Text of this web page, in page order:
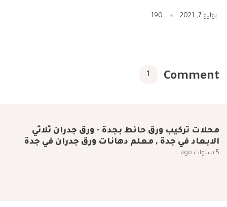
يوليو 7, 2021 190
Comment
1
محلات تركيب ورق حائط بجدة - ورق جدران ثلاثي
الابعاد في جدة , معلم دهانات ورق جدران في جدة
5 سنوات ago